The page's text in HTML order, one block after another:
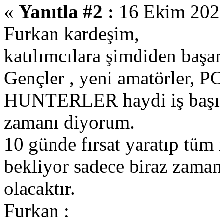
« Yanıtla #2 : 16 Ekim
Furkan kardeşim,
katılımcılara şimdiden
Gençler , yeni amatörler,
HUNTERLER haydi iş
zamanı diyorum.
10 günde fırsat yaratıp
bekliyor sadece biraz
olacaktır.
Furkan ;